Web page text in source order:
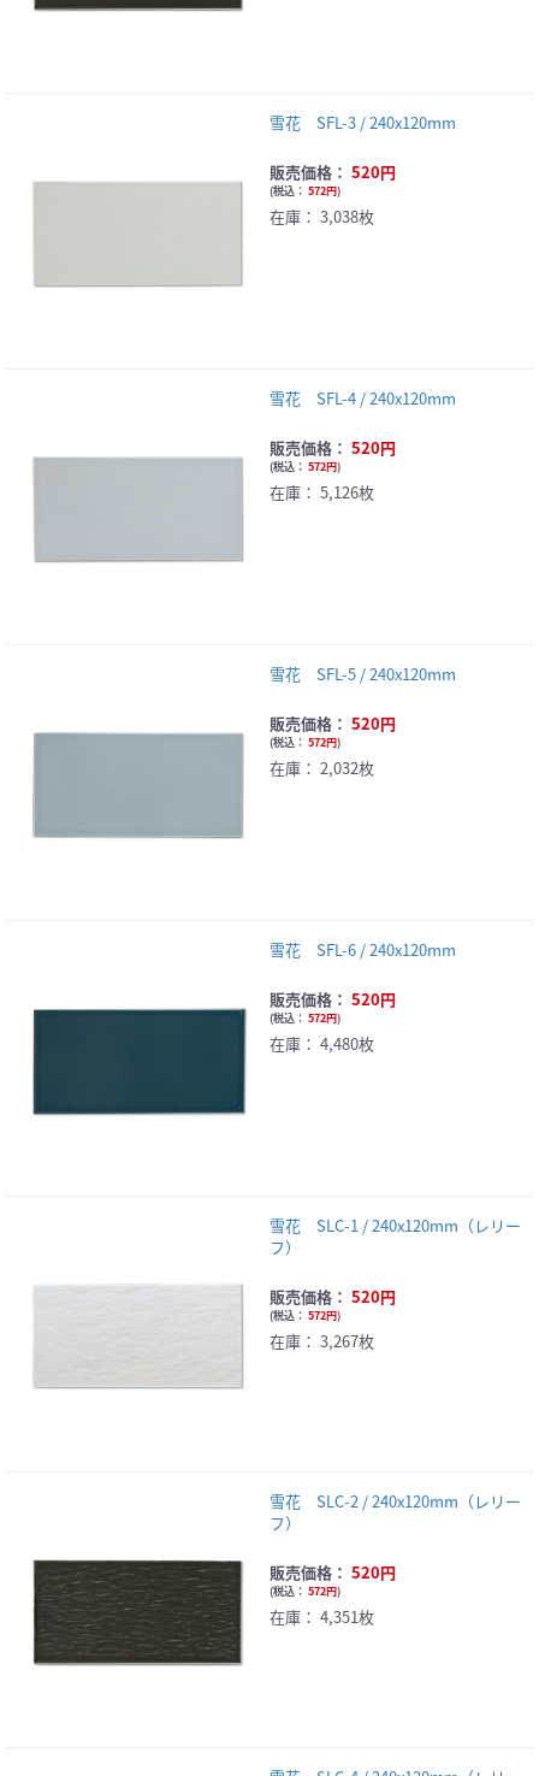
雪花 SFL-3 / 240x120mm
販売価格： 520円
(税込： 572円)
在庫： 3,038枚
雪花 SFL-4 / 240x120mm
販売価格： 520円
(税込： 572円)
在庫： 5,126枚
雪花 SFL-5 / 240x120mm
販売価格： 520円
(税込： 572円)
在庫： 2,032枚
雪花 SFL-6 / 240x120mm
販売価格： 520円
(税込： 572円)
在庫： 4,480枚
雪花 SLC-1 / 240x120mm（レリー
フ）
販売価格： 520円
(税込： 572円)
在庫： 3,267枚
雪花 SLC-2 / 240x120mm（レリー
フ）
販売価格： 520円
(税込： 572円)
在庫： 4,351枚